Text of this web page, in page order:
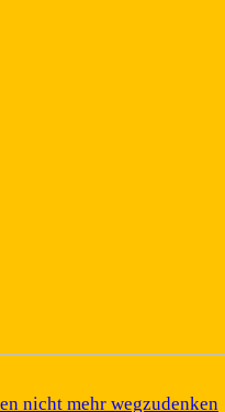
nicht mehr wegzudenken